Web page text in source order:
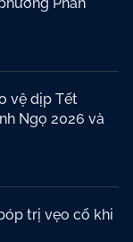
vệ dịp Tết
Ngọ 2026 và
trị vẹo cổ khi